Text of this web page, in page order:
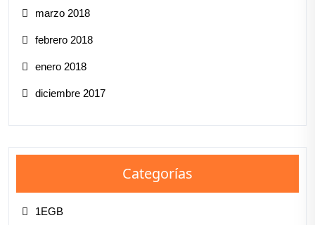
marzo 2018
febrero 2018
enero 2018
diciembre 2017
Categorías
1EGB